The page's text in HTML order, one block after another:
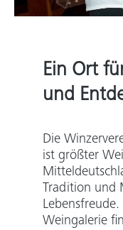
Ein Ort
und
Die
ist größter
Tradition und
Weingalerie